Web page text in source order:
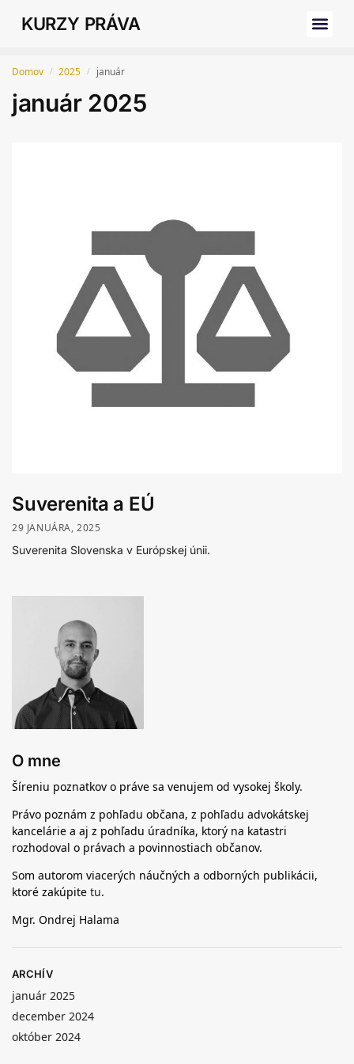
KURZY PRÁVA
Domov / 2025 / január
január 2025
Suverenita a EÚ
29 JANUÁRA, 2025
Suverenita Slovenska v Európskej únii.
O mne
Šíreniu poznatkov o práve sa venujem od vysokej školy.
Právo poznám z pohľadu občana, z pohľadu advokátskej
kancelárie a aj z pohľadu úradníka, ktorý na katastri
rozhodoval o právach a povinnostiach občanov.
Som autorom viacerých náučných a odborných publikácii,
ktoré zakúpite tu.
Mgr. Ondrej Halama
ARCHÍV
január 2025
december 2024
október 2024